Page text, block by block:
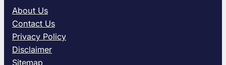
About Us
Contact Us
Privacy Policy
Disclaimer
Sitemap